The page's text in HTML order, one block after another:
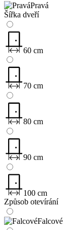
Pravá
Šířka dveří
60 cm
70 cm
80 cm
90 cm
100 cm
Způsob otevírání
Falcové